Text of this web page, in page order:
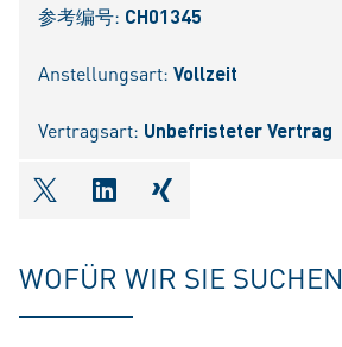
参考编号: CH01345
Anstellungsart: Vollzeit
Vertragsart: Unbefristeter Vertrag
shareOntwitter
shareOnlinkedIn
shareOnxing
WOFÜR WIR SIE SUCHEN